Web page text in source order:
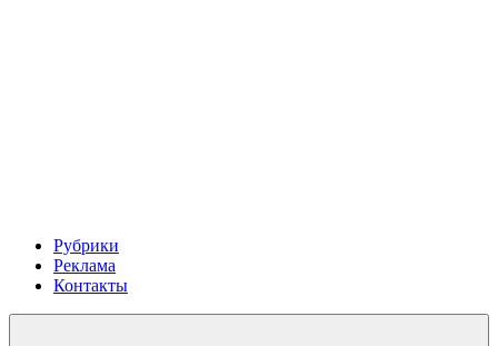
Рубрики
Реклама
Контакты